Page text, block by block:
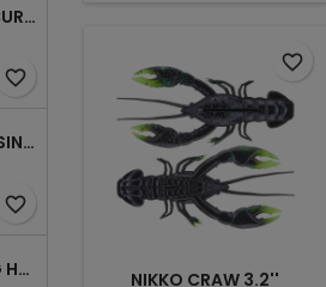
ASARI ANZUELO CURVO CAROLINA WORM
favorite_border
AGR INSERT NAIL SINKER
favorite_border
MUSTAD BALL JIG HEAD KEEPER
un nivel de realismo
excepcional. 4 UNIDADES
POR PACK
NIKKO CRAW 3.2''
favorite_border